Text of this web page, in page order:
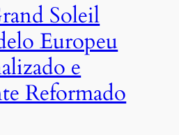
Soleil
Europeu
e
Reformado